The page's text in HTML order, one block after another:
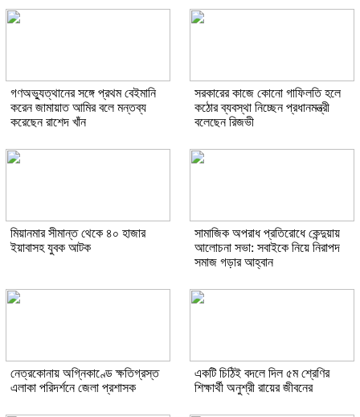
গণঅভ্যুত্থানের সঙ্গে প্রথম বেইমানি
করেন জামায়াত আমির বলে মন্তব্য
করেছেন রাশেদ খাঁন
সরকারের কাজে কোনো গাফিলতি হলে
কঠোর ব্যবস্থা নিচ্ছেন প্রধানমন্ত্রী
বলেছেন রিজভী
মিয়ানমার সীমান্ত থেকে ৪০ হাজার
ইয়াবাসহ যুবক আটক
সামাজিক অপরাধ প্রতিরোধে কেন্দুয়ায়
আলোচনা সভা: সবাইকে নিয়ে নিরাপদ
সমাজ গড়ার আহ্বান
নেত্রকোনায় অগ্নিকাণ্ডে ক্ষতিগ্রস্ত
এলাকা পরিদর্শনে জেলা প্রশাসক
একটি চিঠিই বদলে দিল ৫ম শ্রেণির
শিক্ষার্থী অনুশ্রী রায়ের জীবনের